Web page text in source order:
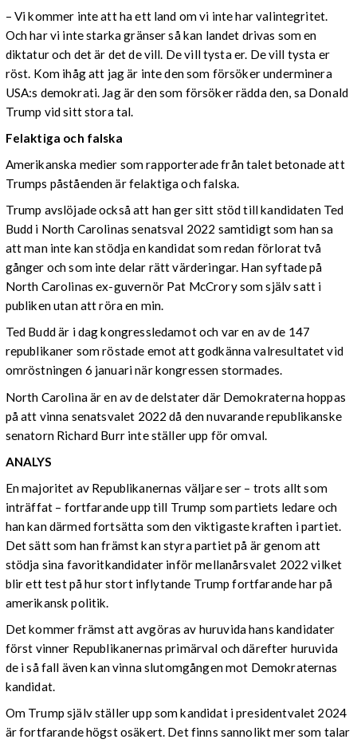
– Vi kommer inte att ha ett land om vi inte har valintegritet.
Och har vi inte starka gränser så kan landet drivas som en
diktatur och det är det de vill. De vill tysta er. De vill tysta er
röst. Kom ihåg att jag är inte den som försöker underminera
USA:s demokrati. Jag är den som försöker rädda den, sa Donald
Trump vid sitt stora tal.
Felaktiga och falska
Amerikanska medier som rapporterade från talet betonade att
Trumps påståenden är felaktiga och falska.
Trump avslöjade också att han ger sitt stöd till kandidaten Ted
Budd i North Carolinas senatsval 2022 samtidigt som han sa
att man inte kan stödja en kandidat som redan förlorat två
gånger och som inte delar rätt värderingar. Han syftade på
North Carolinas ex-guvernör Pat McCrory som själv satt i
publiken utan att röra en min.
Ted Budd är i dag kongressledamot och var en av de 147
republikaner som röstade emot att godkänna valresultatet vid
omröstningen 6 januari när kongressen stormades.
North Carolina är en av de delstater där Demokraterna hoppas
på att vinna senatsvalet 2022 då den nuvarande republikanske
senatorn Richard Burr inte ställer upp för omval.
ANALYS
En majoritet av Republikanernas väljare ser – trots allt som
inträffat – fortfarande upp till Trump som partiets ledare och
han kan därmed fortsätta som den viktigaste kraften i partiet.
Det sätt som han främst kan styra partiet på är genom att
stödja sina favoritkandidater inför mellanårsvalet 2022 vilket
blir ett test på hur stort inflytande Trump fortfarande har på
amerikansk politik.
Det kommer främst att avgöras av huruvida hans kandidater
först vinner Republikanernas primärval och därefter huruvida
de i så fall även kan vinna slutomgången mot Demokraternas
kandidat.
Om Trump själv ställer upp som kandidat i presidentvalet 2024
är fortfarande högst osäkert. Det finns sannolikt mer som talar